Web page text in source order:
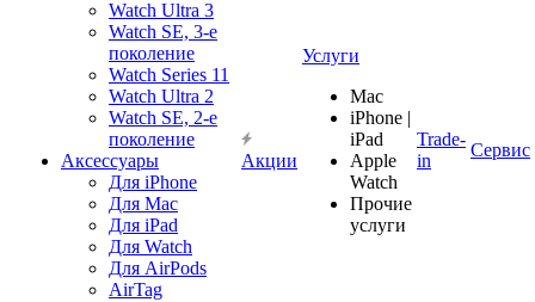
Watch Ultra 3
Watch SE, 3-е
поколение
Watch Series 11
Watch Ultra 2
Watch SE, 2-е
поколение
Аксессуары
Для iPhone
Для Mac
Для iPad
Для Watch
Для AirPods
AirTag
Акции
Услуги
Mac
iPhone |
iPad
Apple
Watch
Прочие
услуги
Trade-
in
Сервис